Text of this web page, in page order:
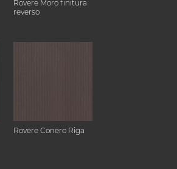
Rovere Moro finitura
reverso
Rovere Conero Riga